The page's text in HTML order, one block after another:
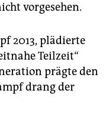
vorgesehen.
2013, plädierte
Teilzeit“
prägte den
drang der